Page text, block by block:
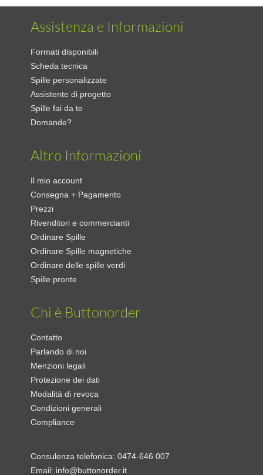
Assistenza e Informazioni
Formati disponibili
Scheda tecnica
Spille personalizzate
Assistente di progetto
Spille fai da te
Domande?
Altro Informazioni
Il mio account
Consegna + Pagamento
Prezzi
Rivenditori e commercianti
Ordinare Spille
Ordinare Spille magnetiche
Ordinare delle spille verdi
Spille pronte
Chi è Buttonorder
Contatto
Parlando di noi
Menzioni legali
Protezione dei dati
Modalità di revoca
Condizioni generali
Compliance
Consulenza telefonica:0474-646 007
Email: info@buttonorder.it